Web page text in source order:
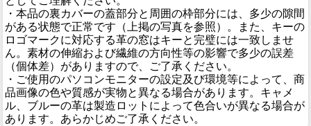
・本品の裏カバーの蓋部分と周囲の枠部分には、多少の隙間
がある状態で正常です（上掲の写真を参照）。また、キーの
ロゴマークに対応する革の窓はキーと完璧には一致しませ
ん。素材の伸縮および繊維の方向性等の影響で多少の誤差
（個体差）がありますので、ご了承ください。
・ご使用のパソコンモニターの設定及び環境等によって、商
品画像の色や質感が実物と異なる場合があります。キャメ
ル、ブルーの革は製造ロットによって色合いが異なる場合が
あります。あらかじめご了承ください。